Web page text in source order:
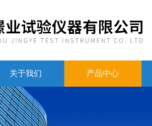
关于我们 产品中心